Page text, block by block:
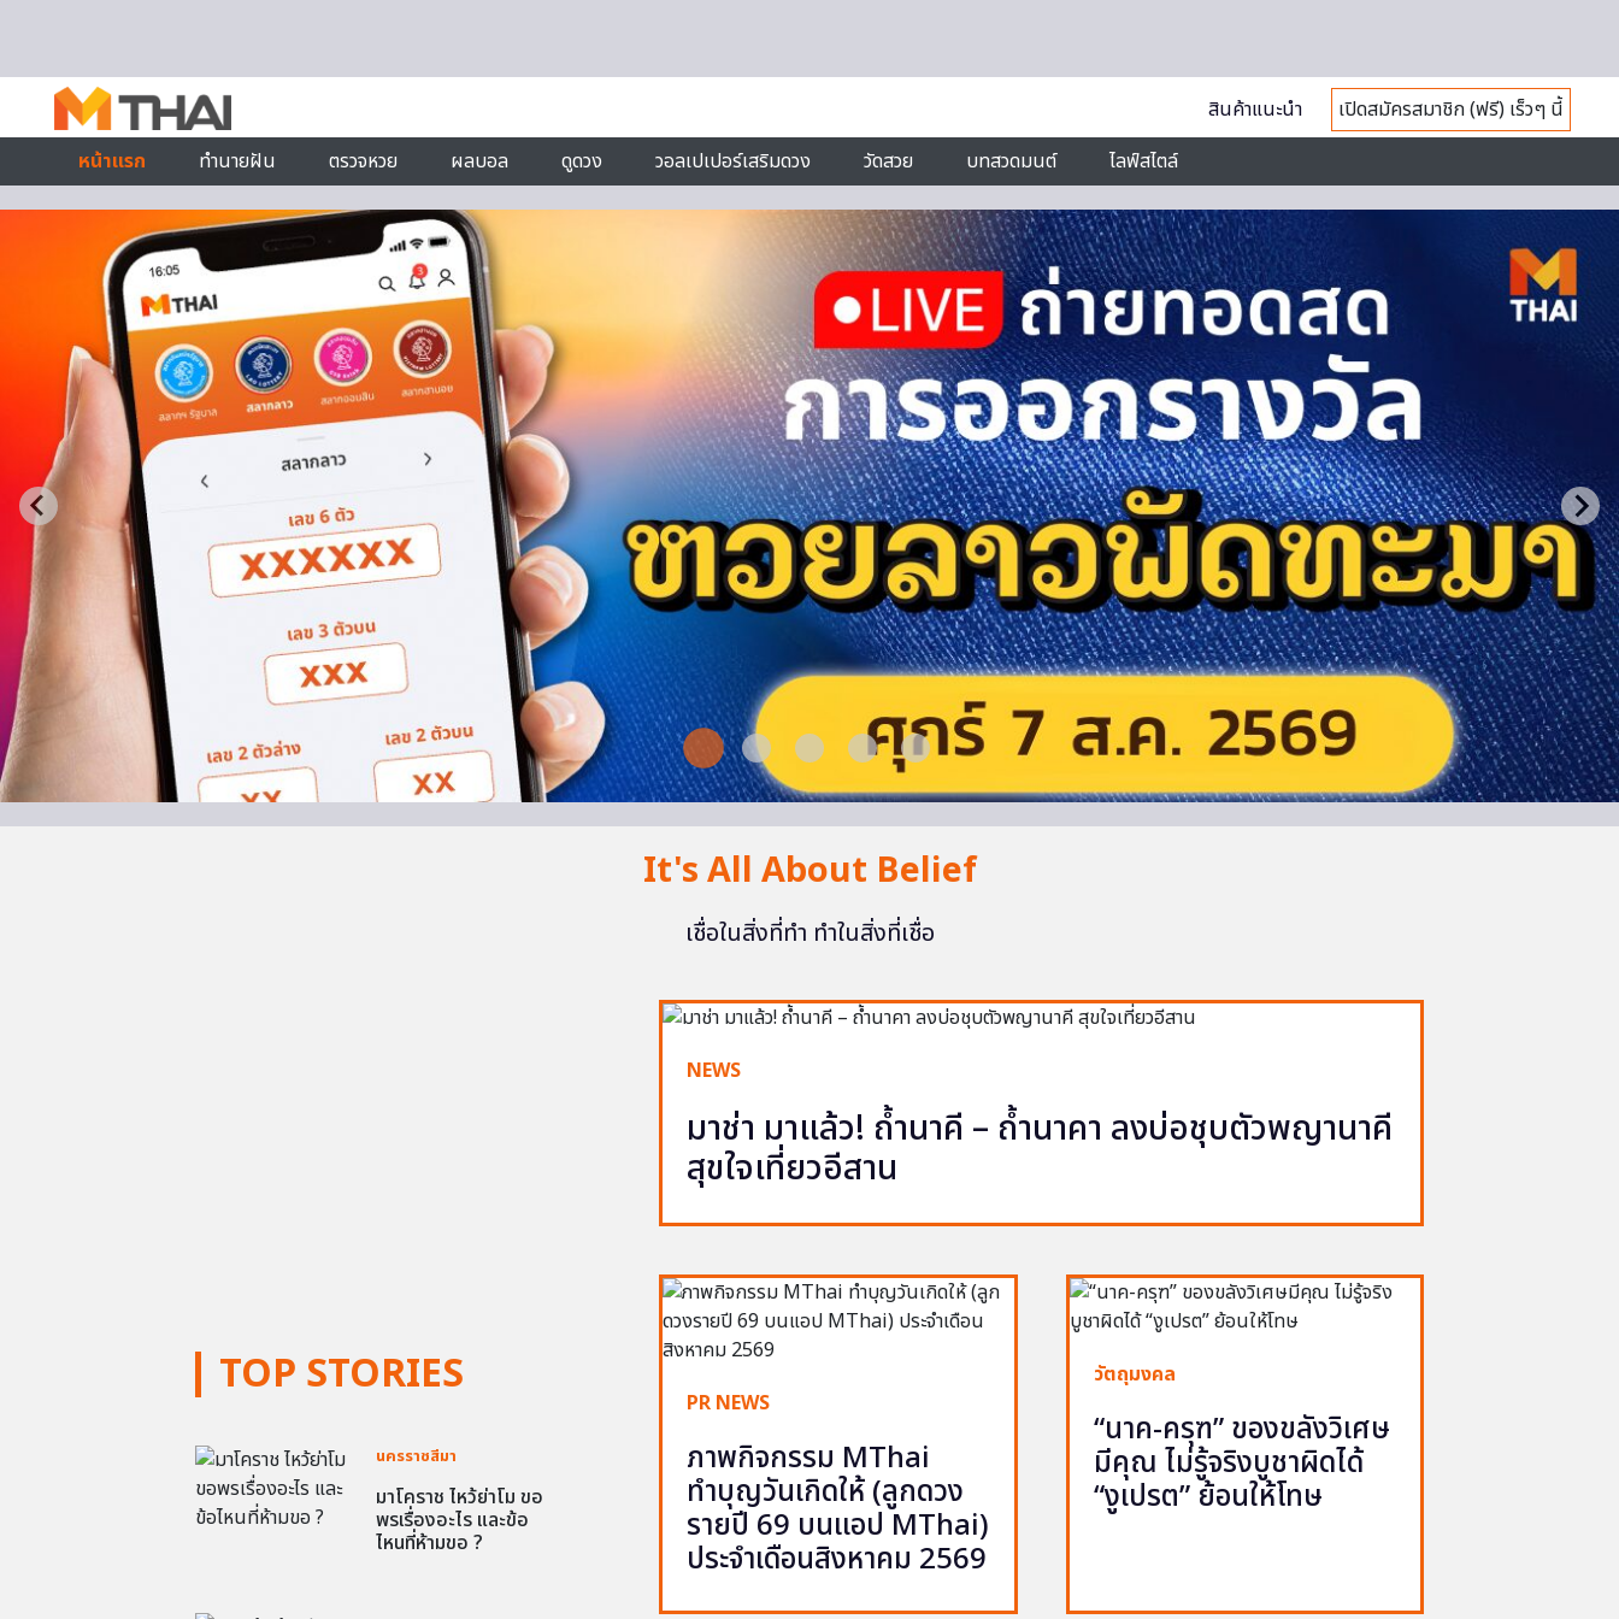
สินค้าแนะนำ
เปิดสมัครสมาชิก (ฟรี) เร็วๆ นี้
หน้าแรก
ทำนายฝัน ตรวจหวย ผลบอล ดูดวง วอลเปเปอร์เสริมดวง วัดสวย บทสวดมนต์ ไลฟ์สไตล์
It's All About Belief
เชื่อในสิ่งที่ทำ ทำในสิ่งที่เชื่อ
TOP STORIES
นครราชสีมา
มาโคราช ไหว้ย่าโม ขอ
พรเรื่องอะไร และข้อ
ไหนที่ห้ามขอ ?
NEWS
มาช่า มาแล้ว! ถ้ำนาคี – ถ้ำนาคา ลงบ่อชุบตัวพญานาคี
สุขใจเที่ยวอีสาน
PR NEWS
ภาพกิจกรรม MThai
ทำบุญวันเกิดให้ (ลูกดวง
รายปี 69 บนแอป MThai)
ประจำเดือนสิงหาคม 2569
วัตถุมงคล
“นาค-ครุฑ” ของขลังวิเศษ
มีคุณ ไม่รู้จริงบูชาผิดได้
“งูเปรต” ย้อนให้โทษ